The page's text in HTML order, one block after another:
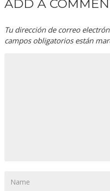
ADD A
Tu dirección de correo
campos obligatorios están